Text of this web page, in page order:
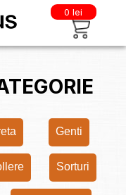
0 lei
Genti
Sorturi